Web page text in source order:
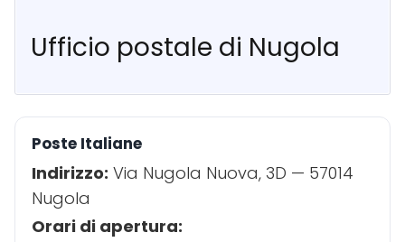
Ufficio postale di Nugola
Poste Italiane
Indirizzo: Via Nugola Nuova, 3D — 57014
Nugola
Orari di apertura: